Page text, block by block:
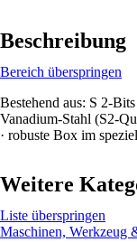
Beschreibung
Bereich überspringen
Bestehend aus: S 2-
Vanadium-Stahl (S2-
· robuste Box im
Weitere
Liste überspringen
Maschinen, Werkzeug